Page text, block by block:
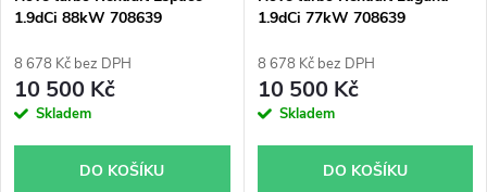
1.9dCi 88kW 708639
8 678 Kč bez DPH
10 500 Kč
Skladem
DO KOŠÍKU
1.9dCi 77kW 708639
8 678 Kč bez DPH
10 500 Kč
Skladem
DO KOŠÍKU